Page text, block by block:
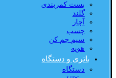
بست کمربندی
گلند
آچار
چسب
سیم جم کن
هویه
باتری و دستگاه
دستگاه